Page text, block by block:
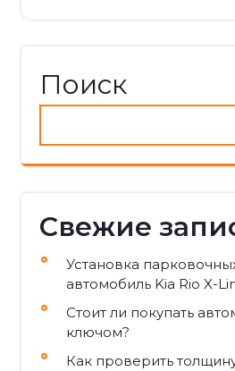
Поиск
Свежие
Установка
автомобиль Kia Rio X-
Стоит ли покупать
ключом?
Как проверить